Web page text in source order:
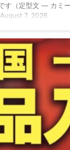
す（定型文 — カミ
7, 2026